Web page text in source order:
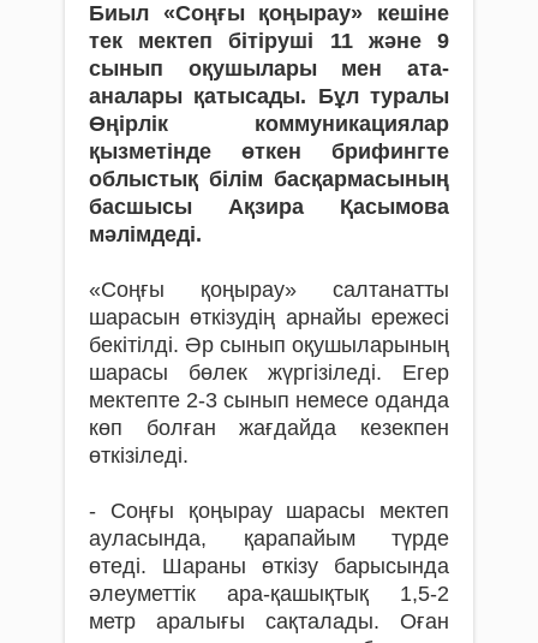
Биыл «Соңғы қоңырау» кешіне
тек мектеп бітіруші 11 және 9
сынып оқушылары мен ата-
аналары қатысады. Бұл туралы
Өңірлік коммуникациялар
қызметінде өткен брифингте
облыстық білім басқармасының
басшысы Ақзира Қасымова
мәлімдеді.
«Соңғы қоңырау» салтанатты
шарасын өткізудің арнайы ережесі
бекітілді. Әр сынып оқушыларының
шарасы бөлек жүргізіледі. Егер
мектепте 2-3 сынып немесе оданда
көп болған жағдайда кезекпен
өткізіледі.
- Соңғы қоңырау шарасы мектеп
ауласында, қарапайым түрде
өтеді. Шараны өткізу барысында
әлеуметтік ара-қашықтық 1,5-2
метр аралығы сақталады. Оған